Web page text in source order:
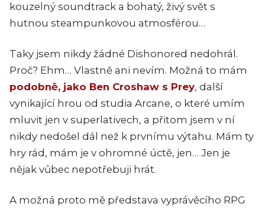
kouzelný soundtrack a bohatý, živý svět s
hutnou steampunkovou atmosférou…
Taky jsem nikdy žádné Dishonored nedohrál.
Proč? Ehm… Vlastně ani nevím. Možná to mám
podobně, jako Ben Croshaw s Prey, další
vynikající hrou od studia Arcane, o které umím
mluvit jen v superlativech, a přitom jsem v ní
nikdy nedošel dál než k prvnímu výtahu. Mám ty
hry rád, mám je v ohromné úctě, jen… Jen je
nějak vůbec nepotřebuji hrát.
A možná proto mě představa vyprávěcího RPG